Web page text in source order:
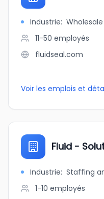
Industrie: Wholesale
11-50 employés
fluidseal.com
Voir les emplois et
Fluid -
Industrie: Staffing
1-10 employés